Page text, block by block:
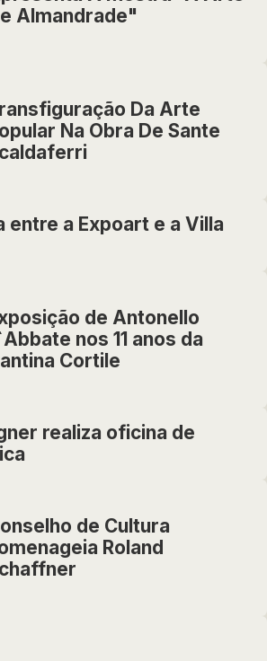
Almandrade"
Da Arte
Na Obra De Sante
entre a Expoart e a Villa
de Antonello
nos 11 anos da
Cortile
realiza oficina de
de Cultura
Roland